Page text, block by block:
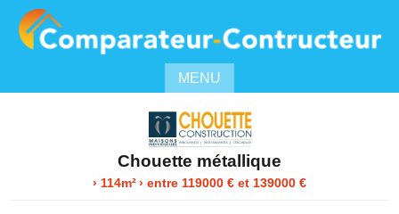
MENU
Chouette métallique
› 114m²› entre 119000 € et 139000 €